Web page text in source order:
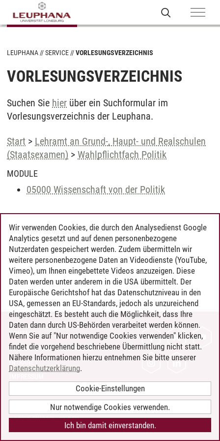
LEUPHANA SERVICE VORLESUNGSVERZEICHNIS
VORLESUNGSVERZEICHNIS
Suchen Sie hier über ein Suchformular im
Vorlesungsverzeichnis der Leuphana.
Start > Lehramt an Grund-, Haupt- und Realschulen
(Staatsexamen) > Wahlpflichtfach Politik
MODULE
05000 Wissenschaft von der Politik
Timo Leder/30.06.2024
KONTAKT
LEUPHANA ALS ARBEITGEBER
INTRANET
BARRIEREFREIHEIT
COOKIE-EINSTELLUNGEN
Wir verwenden Cookies, die durch den Analysedienst Google
Analytics gesetzt und auf denen personenbezogene
Nutzerdaten gespeichert werden. Zudem übermitteln wir
weitere personenbezogene Daten an Videodienste (YouTube,
Vimeo), um Ihnen eingebettete Videos anzuzeigen. Diese
Daten werden unter anderem in die USA übermittelt. Der
Europäische Gerichtshof hat das Datenschutzniveau in den
USA, gemessen an EU-Standards, jedoch als unzureichend
eingeschätzt. Es besteht auch die Möglichkeit, dass Ihre
Daten dann durch US-Behörden verarbeitet werden können.
Wenn Sie auf "Nur notwendige Cookies verwenden" klicken,
findet die vorgehend beschriebene Übermittlung nicht statt.
Nähere Informationen hierzu entnehmen Sie bitte unserer
Datenschutzerklärung.
Cookie-Einstellungen
Nur notwendige Cookies verwenden.
Ich bin damit einverstanden.